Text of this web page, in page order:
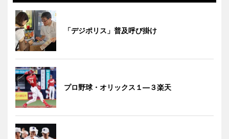
「デジポリス」普及呼び掛け
プロ野球・オリックス１―３楽天